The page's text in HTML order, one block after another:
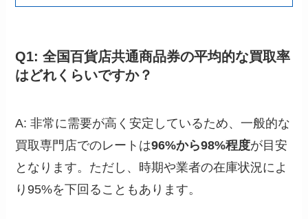
Q1: 全国百貨店共通商品券の平均的な買取率
はどれくらいですか？
A: 非常に需要が高く安定しているため、一般的な
買取専門店でのレートは96%から98%程度が目安
となります。ただし、時期や業者の在庫状況によ
り95%を下回ることもあります。